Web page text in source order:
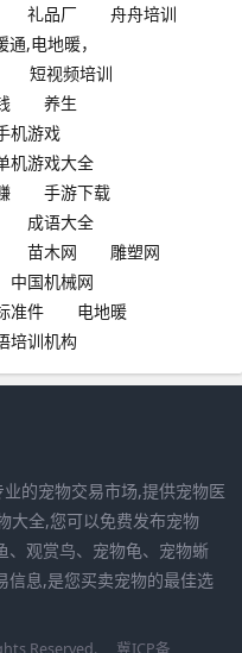
礼品厂
舟舟培训
通,电地暖，
短视频培训
养生
机游戏
机游戏大全
手游下载
成语大全
苗木网
雕塑网
中国机械网
准件
电地暖
培训机构
的宠物交易市场,提供宠物医
大全,您可以免费发布宠物
、观赏鸟、宠物龟、宠物蜥
信息,是您买卖宠物的最佳选